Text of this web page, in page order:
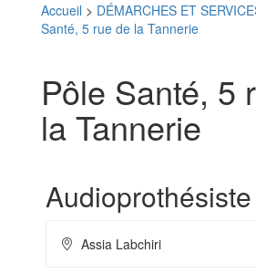
Accueil > DÉMARCHES ET
Santé, 5 rue de la Tannerie
Pôle Santé, 5
la Tannerie
Audioprothésiste
A
Assia Labchiri